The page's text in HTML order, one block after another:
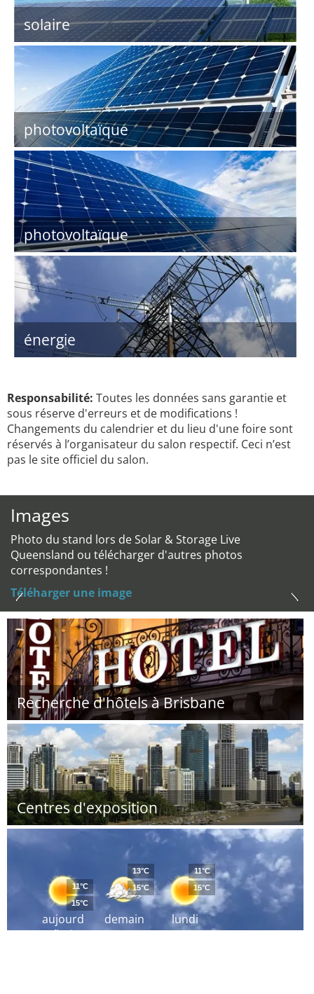
solaire
photovoltaïque
photovoltaïque
énergie
Responsabilité: Toutes les données sans garantie et
sous réserve d'erreurs et de modifications !
Changements du calendrier et du lieu d'une foire sont
réservés à l’organisateur du salon respectif. Ceci n’est
pas le site officiel du salon.
Images
Photo du stand lors de Solar & Storage Live
Queensland ou télécharger d'autres photos
correspondantes !
Téléharger une image
Recherche d'hôtels à Brisbane
Centres d'exposition
aujourd
´hui
11°C
15°C
demain
13°C
15°C
lundi
11°C
15°C